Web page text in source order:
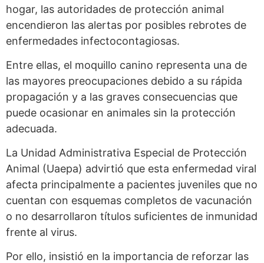
hogar, las autoridades de protección animal
encendieron las alertas por posibles rebrotes de
enfermedades infectocontagiosas.
Entre ellas, el moquillo canino representa una de
las mayores preocupaciones debido a su rápida
propagación y a las graves consecuencias que
puede ocasionar en animales sin la protección
adecuada.
La Unidad Administrativa Especial de Protección
Animal (Uaepa) advirtió que esta enfermedad viral
afecta principalmente a pacientes juveniles que no
cuentan con esquemas completos de vacunación
o no desarrollaron títulos suficientes de inmunidad
frente al virus.
Por ello, insistió en la importancia de reforzar las